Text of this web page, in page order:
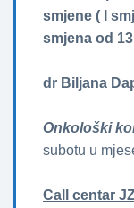
smjene ( I
smjena od
dr Biljana
Onkološki
subotu u
Call centar